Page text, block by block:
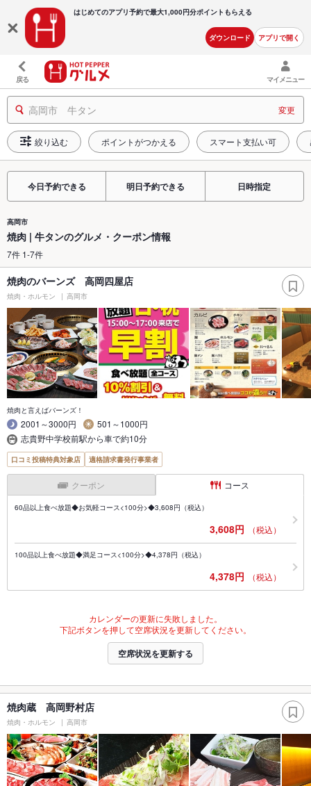
はじめてのアプリ予約で最大1,000円分ポイントもらえる
ダウンロード アプリで開く
戻る マイメニュー
高岡市 牛タン 変更
絞り込む ポイントがつかえる スマート支払い可
今日予約できる 明日予約できる 日時指定
高岡市
焼肉 | 牛タンのグルメ・クーポン情報
7件 1-7件
焼肉のバーンズ 高岡四屋店
焼肉・ホルモン 高岡市
焼肉と言えばバーンズ！
2001～3000円
501～1000円
志貴野中学校前駅から車で約10分
口コミ投稿特典対象店 適格請求書発行事業者
クーポン コース
60品以上食べ放題◆お気軽コース<100分>◆3,608円（税込）
3,608円 （税込）
100品以上食べ放題◆満足コース<100分>◆4,378円（税込）
4,378円 （税込）
カレンダーの更新に失敗しました。
下記ボタンを押して空席状況を更新してください。
空席状況を更新する
焼肉蔵 高岡野村店
焼肉・ホルモン 高岡市